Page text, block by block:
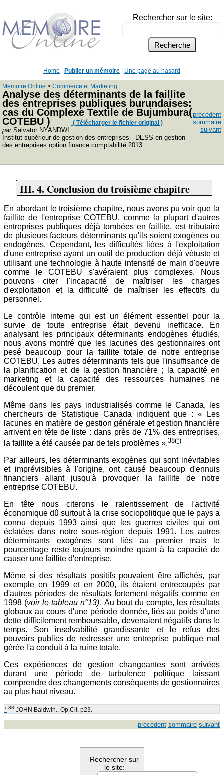
Rechercher sur le site:
Home Publier un mémoire Une page au hasard
Memoire Online > Commerce et Marketing
Analyse des déterminants de la faillite
des entreprises publiques burundaises:
cas du Complexe Textile de Bujumbura(
COTEBU )
( Télécharger le fichier original )
parSalvator NYANDWI
Institut supérieur de gestion des entreprises - DESS en gestion
des entreprises option finance comptabilité 2013
précédent
sommaire
suivant
III. 4. Conclusion du troisième chapitre
En abordant le troisième chapitre, nous avons pu voir que la
faillite de l'entreprise COTEBU, comme la plupart d'autres
entreprises publiques déjà tombées en faillite, est tributaire
de plusieurs facteurs déterminants qu'ils soient exogènes ou
endogènes. Cependant, les difficultés liées à l'exploitation
d'une entreprise ayant un outil de production déjà vétuste et
utilisant une technologie à haute intensité de main d'oeuvre
comme le COTEBU s'avéraient plus complexes. Nous
pouvons citer l'incapacité de maîtriser les charges
d'exploitation et la difficulté de maîtriser les effectifs du
personnel.
Le contrôle interne qui est un élément essentiel pour la
survie de toute entreprise était devenu inefficace. En
analysant les principaux déterminants endogènes étudiés,
nous avons montré que les lacunes des gestionnaires ont
pesé beaucoup pour la faillite totale de notre entreprise
COTEBU. Les autres déterminants tels que l'insuffisance de
la planification et de la gestion financière ; la capacité en
marketing et la capacité des ressources humaines ne
découlent que du premier.
Même dans les pays industrialisés comme le Canada, les
chercheurs de Statistique Canada indiquent que : « Les
lacunes en matière de gestion générale et gestion financière
arrivent en tête de liste : dans près de 71% des entreprises,
la faillite a été causée par de tels problèmes ».38(*)
Par ailleurs, les déterminants exogènes qui sont inévitables
et imprévisibles à l'origine, ont causé beaucoup d'ennuis
financiers allant jusqu'à provoquer la faillite de notre
entreprise COTEBU.
En tête nous citerons le ralentissement de l'activité
économique dû surtout à la crise sociopolitique que le pays a
connu depuis 1993 ainsi que les guerres civiles qui ont
éclatées dans notre sous-région depuis 1991. Les autres
déterminants exogènes sont liés au premier mais le
pourcentage reste toujours moindre quant à la capacité de
causer une faillite d'entreprise.
Même si des résultats positifs pouvaient être affichés, par
exemple en 1999 et en 2000, ils étaient entrecoupés par
d'autres périodes de résultats fortement négatifs comme en
1998 (voir le tableau n°13). Au bout du compte, les résultats
globaux au cours d'une période donnée, liés au poids d'une
dette difficilement remboursable, devenaient négatifs dans le
temps. Son insolvabilité grandissante et le refus des
pouvoirs publics de redresser une entreprise publique mal
gérée l'a conduit à la ruine totale.
Ces expériences de gestion changeantes sont arrivées
durant une période de turbulence politique laissant
comprendre des changements conséquents de gestionnaires
au plus haut niveau.
* 38 JOHN Baldwin., Op.Cit. p23.
précédent sommaire suivant
Rechercher sur
le site: